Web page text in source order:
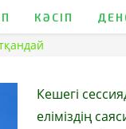
КӘСІП
Кешегі
еліміздің